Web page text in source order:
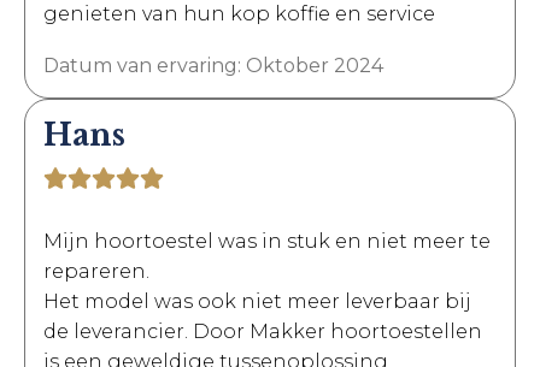
genieten van hun kop koffie en service
Datum van ervaring: Oktober 2024
Hans
Mijn hoortoestel was in stuk en niet meer te
repareren.
Het model was ook niet meer leverbaar bij
de leverancier. Door Makker hoortoestellen
is een geweldige tussenoplossing